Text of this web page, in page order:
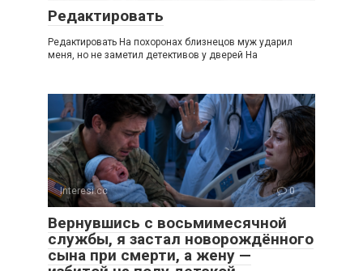
Редактировать
Редактировать На похоронах близнецов муж ударил
меня, но не заметил детективов у дверей На
Interesi.cc 0
Вернувшись с восьмимесячной
службы, я застал новорождённого
сына при смерти, а жену —